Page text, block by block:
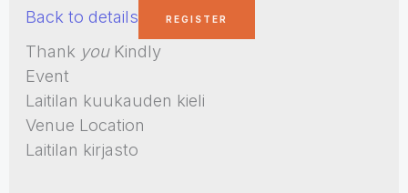
Back to details
Thank youKindly
Event
Laitilan kuukauden kieli
Venue Location
Laitilan kirjasto